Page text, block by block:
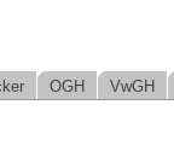
OGH VwGH